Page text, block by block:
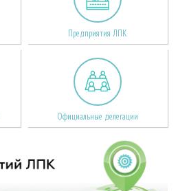
Предприятия ЛПК
Официальные делегации